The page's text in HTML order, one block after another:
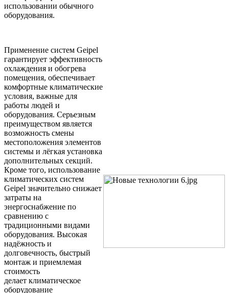
использовании обычного
оборудования.
Применение систем Geipel
гарантирует эффективность
охлаждения и обогрева
помещения, обеспечивает
комфортные климатические
условия, важные для
работы людей и
оборудования. Серьезным
преимуществом является
возможность смены
местоположения элементов
системы и лёгкая установка
дополнительных секций.
Кроме того, использование
климатических систем
Geipel значительно снижает
затраты на
энергоснабжение по
сравнению с
традиционными видами
оборудования. Высокая
надёжность и
долговечность, быстрый
монтаж и приемлемая
стоимость
делает климатическое
оборудование